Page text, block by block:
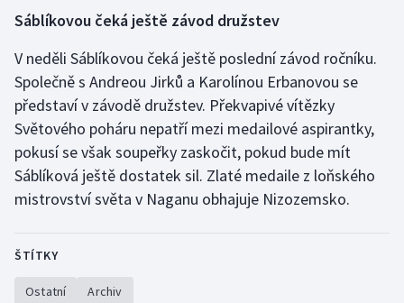
Rychlostní kanoistika
Short track
Sportovní střelba
Stolní tenis
Triatlon
Veslování
Sáblíkovou čeká ještě závod družstev
V neděli Sáblíkovou čeká ještě poslední závod ročníku.
Společně s Andreou Jirků a Karolínou Erbanovou se
představí v závodě družstev. Překvapivé vítězky
Světového poháru nepatří mezi medailové aspirantky,
pokusí se však soupeřky zaskočit, pokud bude mít
Sáblíková ještě dostatek sil. Zlaté medaile z loňského
mistrovství světa v Naganu obhajuje Nizozemsko.
ŠTÍTKY
Ostatní Archiv